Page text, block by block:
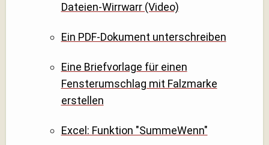
Dateien-Wirrwarr (Video)
Ein PDF-Dokument unterschreiben
Eine Briefvorlage für einen
Fensterumschlag mit Falzmarke
erstellen
Excel: Funktion "SummeWenn"